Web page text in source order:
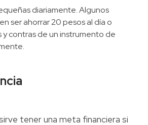
diariamente. Algunos
ser ahorrar 20 pesos al día o
y contras de un instrumento de
tener una meta financiera si